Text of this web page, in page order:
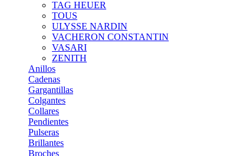
TAG HEUER
TOUS
ULYSSE NARDIN
VACHERON CONSTANTIN
VASARI
ZENITH
Anillos
Cadenas
Gargantillas
Colgantes
Collares
Pendientes
Pulseras
Brillantes
Broches